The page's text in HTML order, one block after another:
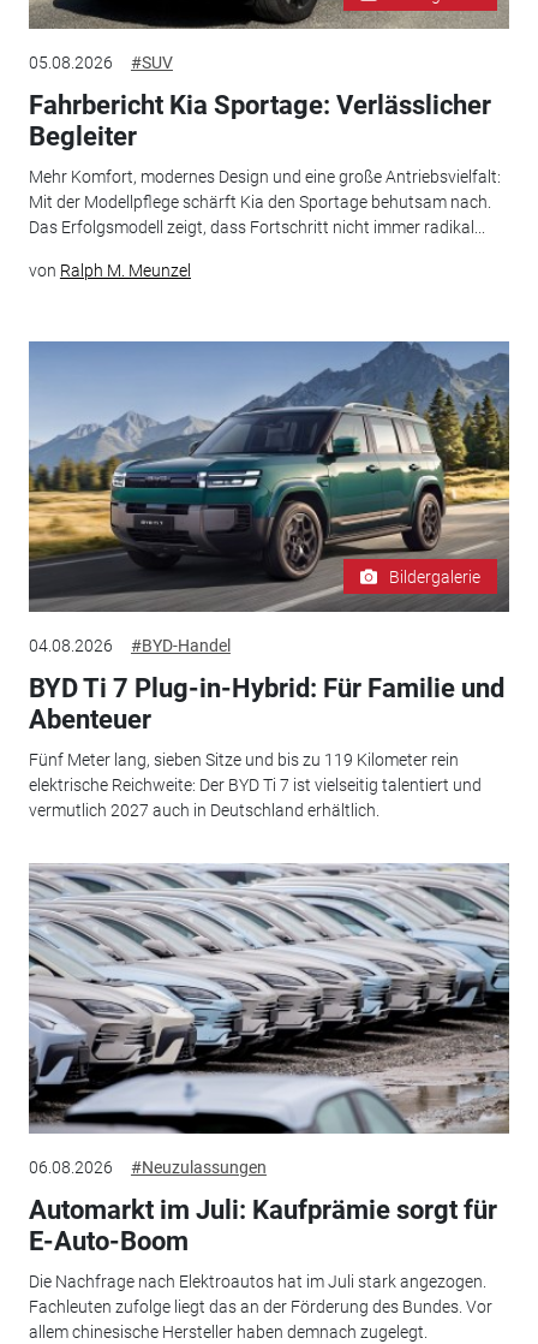
05.08.2026 #SUV
Fahrbericht Kia Sportage: Verlässlicher
Begleiter
Mehr Komfort, modernes Design und eine große Antriebsvielfalt:
Mit der Modellpflege schärft Kia den Sportage behutsam nach.
Das Erfolgsmodell zeigt, dass Fortschritt nicht immer radikal...
von Ralph M. Meunzel
Bildergalerie
04.08.2026 #BYD-Handel
BYD Ti 7 Plug-in-Hybrid: Für Familie und
Abenteuer
Fünf Meter lang, sieben Sitze und bis zu 119 Kilometer rein
elektrische Reichweite: Der BYD Ti 7 ist vielseitig talentiert und
vermutlich 2027 auch in Deutschland erhältlich.
06.08.2026 #Neuzulassungen
Automarkt im Juli: Kaufprämie sorgt für
E-Auto-Boom
Die Nachfrage nach Elektroautos hat im Juli stark angezogen.
Fachleuten zufolge liegt das an der Förderung des Bundes. Vor
allem chinesische Hersteller haben demnach zugelegt.